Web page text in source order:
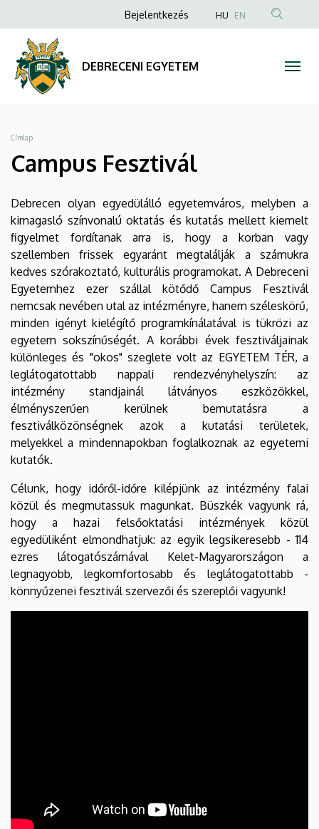
Fesztivál
DEBRECENI
EGYETEM
a
tartalomra
Anonim
menüje
Bejelentkezés HU EN
DEBRECENI EGYETEM
Morzsa
Címlap
Campus Fesztivál
Debrecen olyan egyedülálló egyetemváros, melyben a
kimagasló színvonalú oktatás és kutatás mellett kiemelt
figyelmet fordítanak arra is, hogy a korban vagy
szellemben frissek egyaránt megtalálják a számukra
kedves szórakoztató, kulturális programokat. A Debreceni
Egyetemhez ezer szállal kötődő Campus Fesztivál
nemcsak nevében utal az intézményre, hanem széleskörű,
minden igényt kielégítő programkínálatával is tükrözi az
egyetem sokszínűségét. A korábbi évek fesztiváljainak
különleges és "okos" szeglete volt az EGYETEM TÉR, a
leglátogatottabb nappali rendezvényhelyszín: az
intézmény standjainál látványos eszközökkel,
élményszerűen kerülnek bemutatásra a
fesztiválközönségnek azok a kutatási területek,
melyekkel a mindennapokban foglalkoznak az egyetemi
kutatók.
Célunk, hogy időről-időre kilépjünk az intézmény falai
közül és megmutassuk magunkat. Büszkék vagyunk rá,
hogy a hazai felsőoktatási intézmények közül
egyedüliként elmondhatjuk: az egyik legsikeresebb - 114
ezres látogatószámával Kelet-Magyarországon a
legnagyobb, legkomfortosabb és leglátogatottabb -
könnyűzenei fesztivál szervezői és szereplői vagyunk!